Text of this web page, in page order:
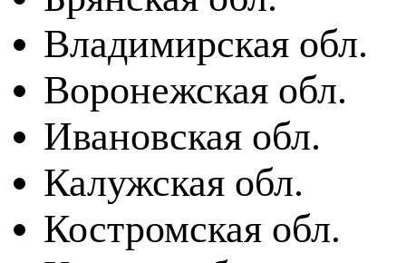
Владимирская обл.
Воронежская обл.
Ивановская обл.
Калужская обл.
Костромская обл.